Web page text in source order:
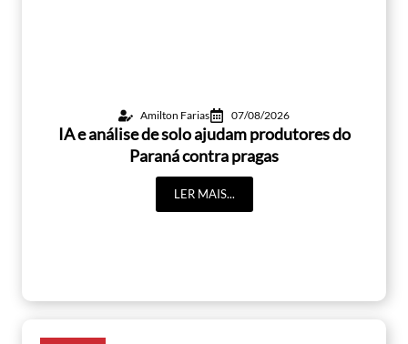
Amilton Farias 07/08/2026
IA e análise de solo ajudam produtores do
Paraná contra pragas
LER MAIS...